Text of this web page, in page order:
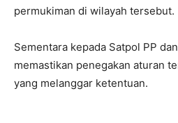
permukiman di wilayah tersebut.
Sementara kepada Satpol PP
memastikan penegakan aturan
yang melanggar ketentuan.